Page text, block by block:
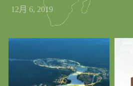
12月 6, 2019